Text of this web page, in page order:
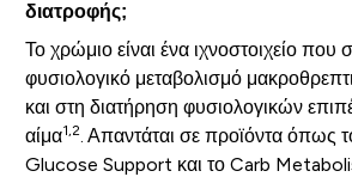
διατροφής;
Το χρώμιο είναι ένα ιχνοστοιχείο που
φυσιολογικό μεταβολισμό
και στη διατήρηση φυσιολογικών
αίμα1,2. Απαντάται σε προϊόντα όπως
Glucose Support και το Carb